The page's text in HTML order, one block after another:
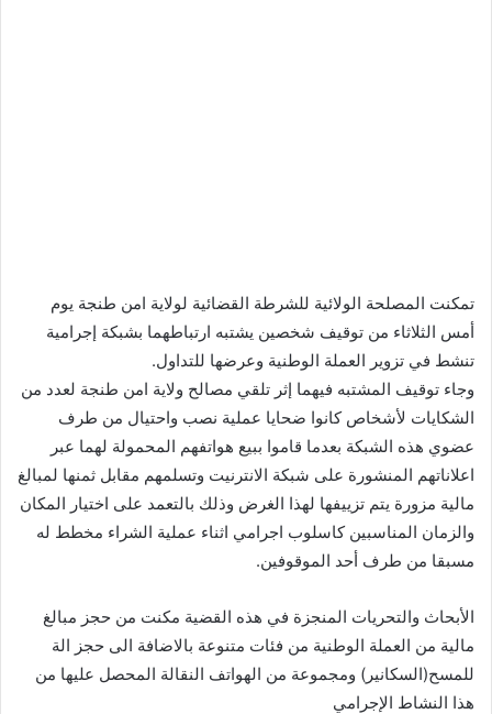
تمكنت المصلحة الولائية للشرطة القضائية لولاية امن طنجة يوم
أمس الثلاثاء من توقيف شخصين يشتبه ارتباطهما بشبكة إجرامية
تنشط في تزوير العملة الوطنية وعرضها للتداول.
وجاء توقيف المشتبه فيهما إثر تلقي مصالح ولاية امن طنجة لعدد من
الشكايات لأشخاص كانوا ضحايا عملية نصب واحتيال من طرف
عضوي هذه الشبكة بعدما قاموا ببيع هواتفهم المحمولة لهما عبر
اعلاناتهم المنشورة على شبكة الانترنيت وتسلمهم مقابل ثمنها لمبالغ
مالية مزورة يتم تزييفها لهذا الغرض وذلك بالتعمد على اختيار المكان
والزمان المناسبين كاسلوب اجرامي اثناء عملية الشراء مخطط له
مسبقا من طرف أحد الموقوفين.
الأبحاث والتحريات المنجزة في هذه القضية مكنت من حجز مبالغ
مالية من العملة الوطنية من فئات متنوعة بالاضافة الى حجز الة
للمسح(السكانير) ومجموعة من الهواتف النقالة المحصل عليها من
هذا النشاط الإجرامي